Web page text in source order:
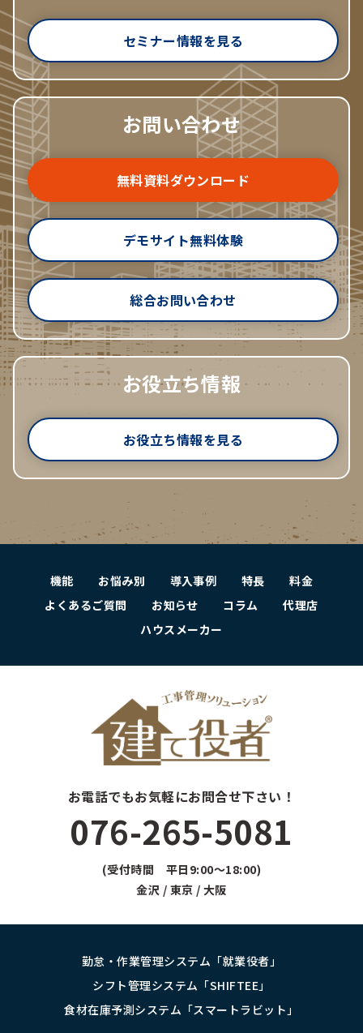
セミナー情報を見る
お問い合わせ
無料資料ダウンロード
デモサイト無料体験
総合お問い合わせ
お役立ち情報
お役立ち情報を見る
機能 お悩み別 導入事例 特長
料金
よくあるご質問
お知らせ コラム
代理店
ハウスメーカー
お電話でもお気軽にお問合せ下さい！
076-265-5081
(受付時間 平日9:00～18:00)
金沢 / 東京 / 大阪
勤怠・作業管理システム「就業役者」
シフト管理システム「SHIFTEE」
食材在庫予測システム「スマートラビット」